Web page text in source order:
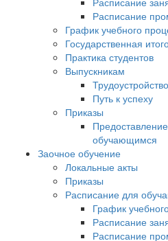
Расписание
График учебного
Государственная
Практика студентов
Выпускникам
Путь к успеху
Приказы
обучающимся
Заочное обучение
Локальные акты
Приказы
Расписание для
График
Расписание
Расписание